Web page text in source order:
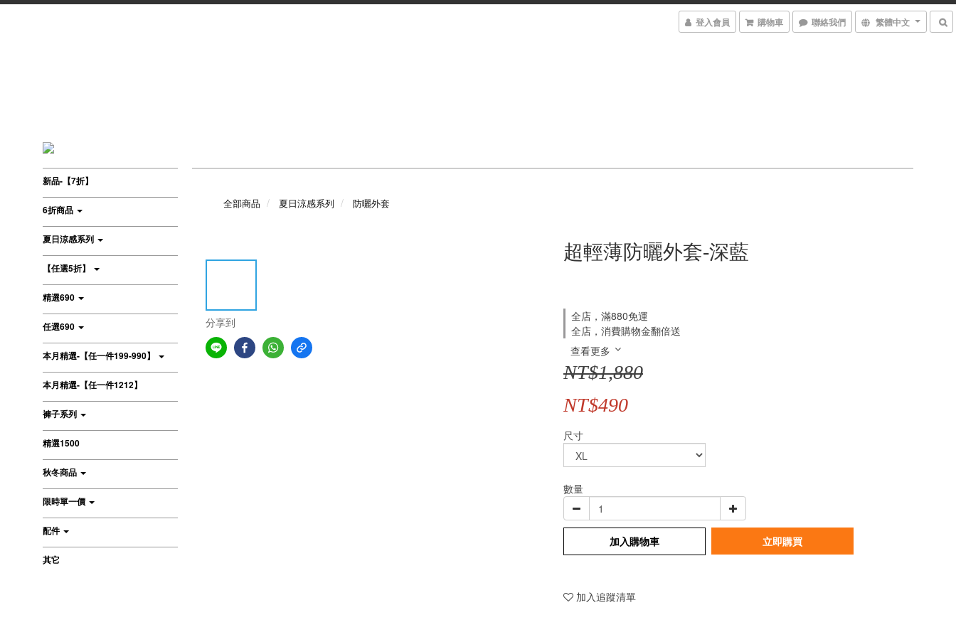
登入會員 購物車 聯絡我們 繁體中文
新品-【7折】
6折商品
夏日涼感系列
【任選5折】
精選690
任選690
本月精選-【任一件199-990】
本月精選-【任一件1212】
褲子系列
精選1500
秋冬商品
限時單一價
配件
其它
全部商品 夏日涼感系列 防曬外套
分享到
超輕薄防曬外套-深藍
全店，滿880免運
全店，消費購物金翻倍送
查看更多
NT$1,880
NT$490
尺寸
數量
加入購物車 立即購買
加入追蹤清單